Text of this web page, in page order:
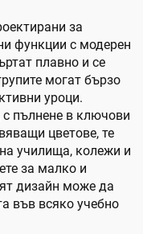
за
функции с модерен
плавно и се
могат бързо
уроци.
пълнене в ключови
цветове, те
училища, колежи и
за малко и
дизайн може да
във всяко учебно